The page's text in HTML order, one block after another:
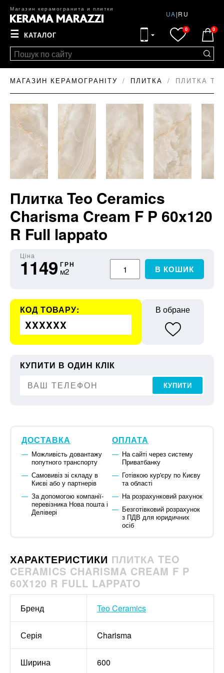
Магазин керамогранита и плитки
UA|RU
☰ КАТАЛОГ
0 0
МАГАЗИН КЕРАМОГРАНІТУ ПЛИТКА ПЛИТКА
Плитка Teo Ceramics
Charisma Cream F P 60x120
R Full lappato
Ціна
1149 ГРН
м2 В КОШИК
КОД ТОВАРУ:
XXXXXX
В обране
КУПИТИ В ОДИН КЛІК
КУПИТИ
ДОСТАВКА
Можливість довантажу
попутного транспорту
Самовивіз зі складу в
Києві або у партнерів
За допомогою компанії-
перевізника Нова пошта і
Делівері
ОПЛАТА
На сайті через систему
Приватбанку
Готівкою кур'єру по Києву
та області
На розрахунковий рахунок
Безготівковий розрахунок
з ПДВ для юридичних
осіб
ХАРАКТЕРИСТИКИ ПЛИТКА TEO
CERAMICS CHARISMA CREAM F P
60X120 R FULL LAPPATO
Бренд Teo Ceramics
Серія Charisma
Ширина 600